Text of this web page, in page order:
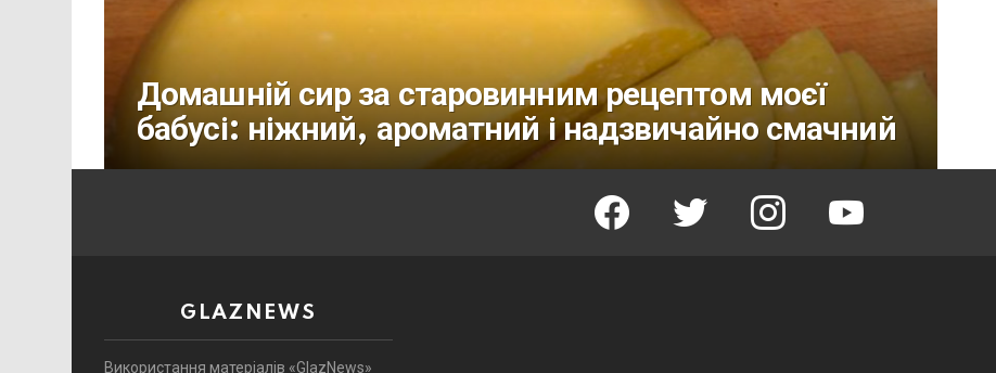
Домашній сир за старовинним рецептом моєї
бабусі: ніжний, ароматний і надзвичайно смачний
facebook twitter instagram youtube
GLAZNEWS
Використання матеріалів «GlazNews»